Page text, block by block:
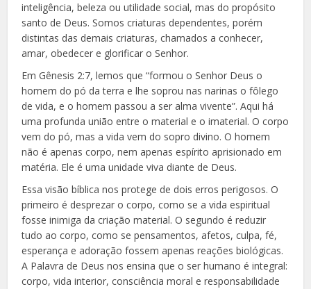
inteligência, beleza ou utilidade social, mas do propósito
santo de Deus. Somos criaturas dependentes, porém
distintas das demais criaturas, chamados a conhecer,
amar, obedecer e glorificar o Senhor.
Em Gênesis 2:7, lemos que “formou o Senhor Deus o
homem do pó da terra e lhe soprou nas narinas o fôlego
de vida, e o homem passou a ser alma vivente”. Aqui há
uma profunda união entre o material e o imaterial. O corpo
vem do pó, mas a vida vem do sopro divino. O homem
não é apenas corpo, nem apenas espírito aprisionado em
matéria. Ele é uma unidade viva diante de Deus.
Essa visão bíblica nos protege de dois erros perigosos. O
primeiro é desprezar o corpo, como se a vida espiritual
fosse inimiga da criação material. O segundo é reduzir
tudo ao corpo, como se pensamentos, afetos, culpa, fé,
esperança e adoração fossem apenas reações biológicas.
A Palavra de Deus nos ensina que o ser humano é integral:
corpo, vida interior, consciência moral e responsabilidade